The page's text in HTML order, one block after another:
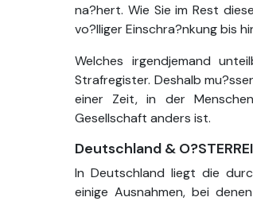
na?hert. Wie Sie im Rest
vo?lliger Einschra?nkung bis
Welches irgendjemand
Strafregister. Deshalb
einer Zeit, in der
Gesellschaft anders ist.
Deutschland &
In Deutschland liegt die
einige Ausnahmen, bei